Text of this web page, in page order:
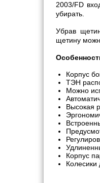
2003/FD
убирать.
Убрав
щетину
Корпус
ТЭН
Можно
Высокая
Корпус
Колесики